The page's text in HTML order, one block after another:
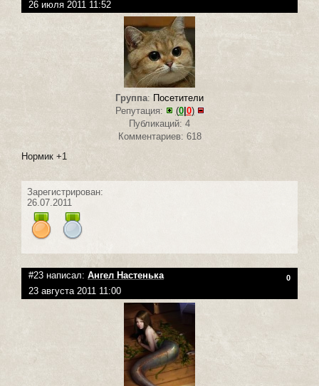
26 июля 2011 11:52
Группа: Посетители
Репутация:
(0|0)
Публикаций: 4
Комментариев: 618
Нормик +1
Зарегистрирован:
26.07.2011
#23 написал: Ангел Настенька 0
23 августа 2011 11:00